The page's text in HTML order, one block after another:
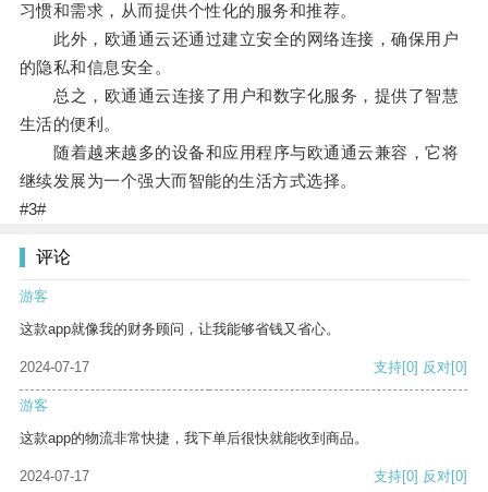
习惯和需求，从而提供个性化的服务和推荐。
此外，欧通通云还通过建立安全的网络连接，确保用户
的隐私和信息安全。
总之，欧通通云连接了用户和数字化服务，提供了智慧
生活的便利。
随着越来越多的设备和应用程序与欧通通云兼容，它将
继续发展为一个强大而智能的生活方式选择。
#3#
评论
游客
这款app就像我的财务顾问，让我能够省钱又省心。
2024-07-17 支持[0] 反对[0]
游客
这款app的物流非常快捷，我下单后很快就能收到商品。
2024-07-17 支持[0] 反对[0]